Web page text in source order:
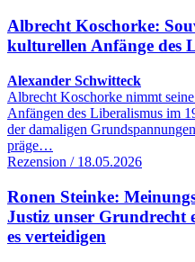
Albrecht Koschorke:
kulturellen Anfänge des
Alexander Schwitteck
Albrecht Koschorke nimmt
Anfängen des Liberalismus im
der damaligen
präge…
Rezension / 18.05.2026
Ronen Steinke:
Justiz unser Grundrecht
es verteidigen